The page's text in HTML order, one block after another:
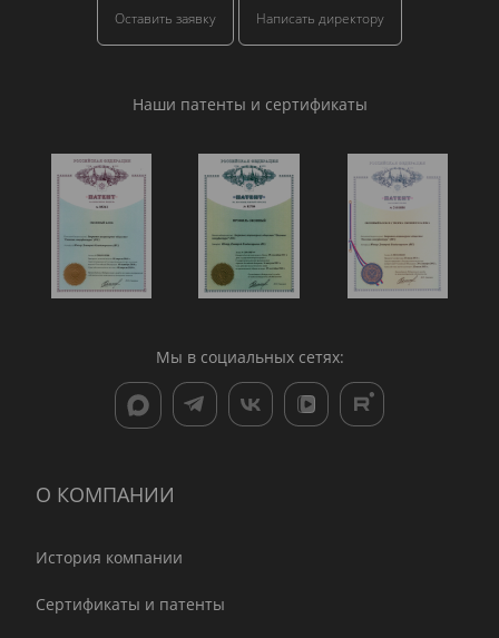
Оставить заявку Написать директору
Наши патенты и сертификаты
Мы в социальных сетях:
О КОМПАНИИ
История компании
Сертификаты и патенты